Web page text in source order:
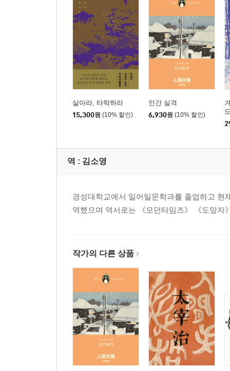
살아라, 타락하라
15,300원 (10% 할인)
인간 실격
6,930원 (10% 할인)
역 : 김소영
경성대학교에서 일어일문학과를 졸업하고
역했으며 역서로는 《모던타임즈》 《도망자
작가의 다른 상품